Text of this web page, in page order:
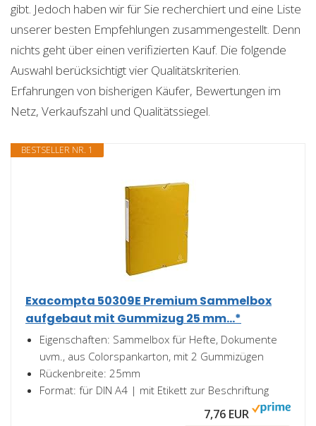
gibt. Jedoch haben wir für Sie recherchiert und eine Liste
unserer besten Empfehlungen zusammengestellt. Denn
nichts geht über einen verifizierten Kauf. Die folgende
Auswahl berücksichtigt vier Qualitätskriterien.
Erfahrungen von bisherigen Käufer, Bewertungen im
Netz, Verkaufszahl und Qualitätssiegel.
BESTSELLER NR. 1
Exacompta 50309E Premium Sammelbox
aufgebaut mit Gummizug 25 mm...*
Eigenschaften: Sammelbox für Hefte, Dokumente
uvm., aus Colorspankarton, mit 2 Gummizügen
Rückenbreite: 25mm
Format: für DIN A4 | mit Etikett zur Beschriftung
7,76 EUR